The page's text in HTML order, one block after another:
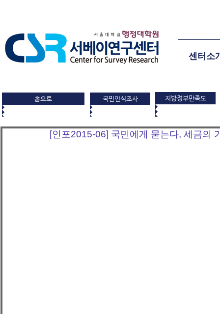
센터소
홈으로 국민인식조사 지방정부만족도
[인포2015-06] 국민에게 묻는다, 세금의